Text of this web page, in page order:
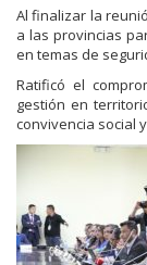
Al finalizar la
a las provincias
en temas de
Ratificó el
gestión en
convivencia social